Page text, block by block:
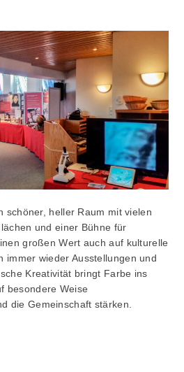
schöner, heller Raum mit vielen
und einer Bühne für
großen Wert auch auf kulturelle
immer wieder Ausstellungen und
Kreativität bringt Farbe ins
besondere Weise
die Gemeinschaft stärken.